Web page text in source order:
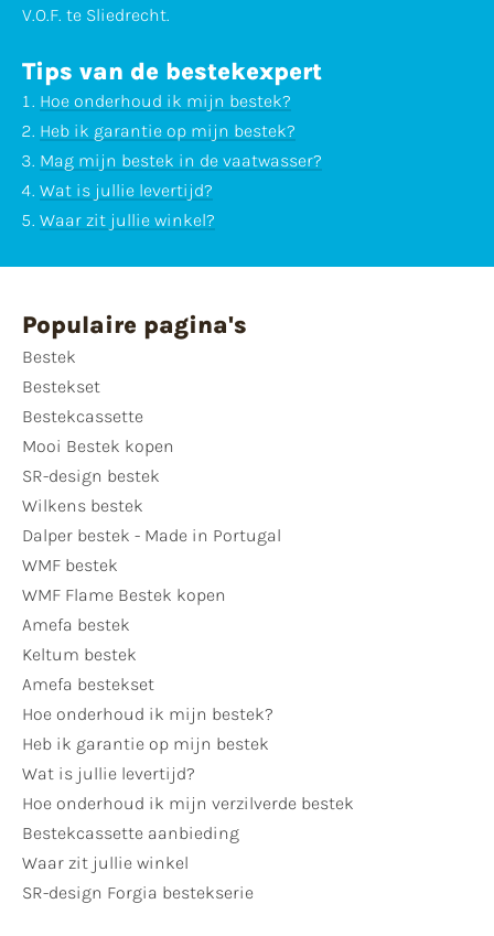
V.O.F. te Sliedrecht.
Tips van de bestekexpert
Hoe onderhoud ik mijn bestek?
Heb ik garantie op mijn bestek?
Mag mijn bestek in de vaatwasser?
Wat is jullie levertijd?
Waar zit jullie winkel?
Populaire pagina's
Bestek
Bestekset
Bestekcassette
Mooi Bestek kopen
SR-design bestek
Wilkens bestek
Dalper bestek - Made in Portugal
WMF bestek
WMF Flame Bestek kopen
Amefa bestek
Keltum bestek
Amefa bestekset
Hoe onderhoud ik mijn bestek?
Heb ik garantie op mijn bestek
Wat is jullie levertijd?
Hoe onderhoud ik mijn verzilverde bestek
Bestekcassette aanbieding
Waar zit jullie winkel
SR-design Forgia bestekserie